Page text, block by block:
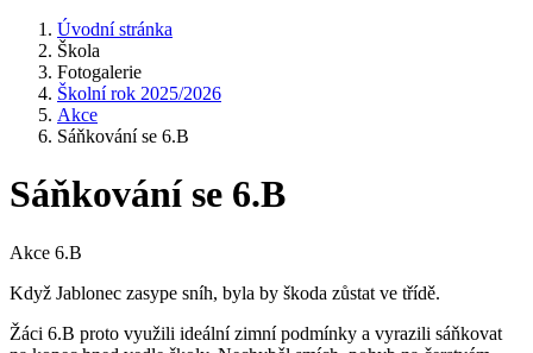
Úvodní stránka
Škola
Fotogalerie
Školní rok 2025/2026
Akce
Sáňkování se 6.B
Sáňkování se 6.B
Akce 6.B
Když Jablonec zasype sníh, byla by škoda zůstat ve třídě.
Žáci 6.B proto využili ideální zimní podmínky a vyrazili sáňkovat